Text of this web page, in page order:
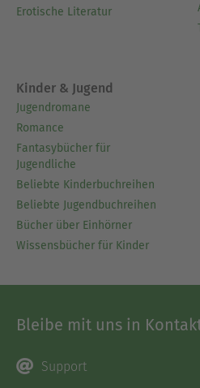
Erotische Literatur
Kinder & Jugend
Jugendromane
Romance
Fantasybücher für
Jugendliche
Beliebte Kinderbuchreihen
Beliebte Jugendbuchreihen
Bücher über Einhörner
Wissensbücher für Kinder
Bleibe mit uns in
Support